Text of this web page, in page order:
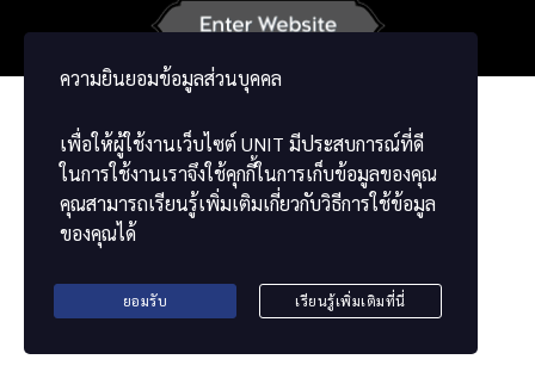
ความยินยอมข้อมูลส่วนบุคคล
เพื่อให้ผู้ใช้งานเว็บไซต์ UNIT มีประสบการณ์ที่ดี
ในการใช้งานเราจึงใช้คุกกี้ในการเก็บข้อมูลของคุณ
คุณสามารถเรียนรู้เพิ่มเติมเกี่ยวกับวิธีการใช้ข้อมูล
ของคุณได้
ยอมรับ เรียนรู้เพิ่มเติมที่นี่